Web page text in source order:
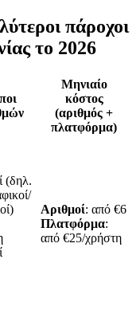
πάροχοι
το 2026
Μηνιαίο
κόστος
(αριθμός +
πλατφόρμα)
(δηλ.
Αριθμοί: από €6
Πλατφόρμα:
από €25/χρήστη